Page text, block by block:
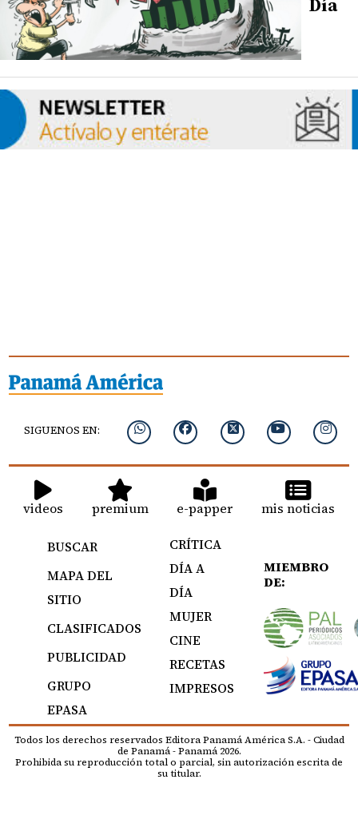
SIGUENOS EN:
videos premium e-papper mis noticias
BUSCAR
MAPA DEL
SITIO
CLASIFICADOS
PUBLICIDAD
GRUPO
EPASA
CRÍTICA
DÍA A
DÍA
MUJER
CINE
RECETAS
IMPRESOS
MIEMBRO
DE:
Todos los derechos reservados Editora Panamá América S.A. - Ciudad
de Panamá - Panamá 2026.
Prohibida su reproducción total o parcial, sin autorización escrita de
su titular.